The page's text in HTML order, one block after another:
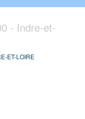
- Indre-et-
ET-LOIRE